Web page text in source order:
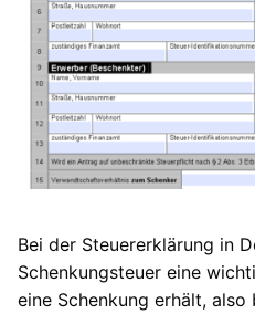
Bei der Steuererklärung in
Schenkungsteuer eine
eine Schenkung erhält,